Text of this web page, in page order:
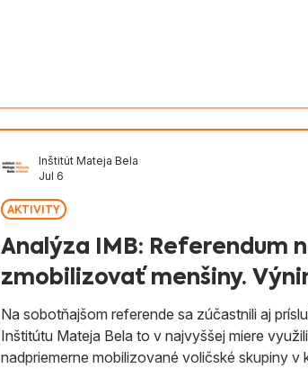
Analýza IMB: Referendum
zmobilizovať menšiny.
Na sobotňajšom referende sa zúčastnili aj
Inštitútu Mateja Bela to v najvyššej miere
nadpriemerne mobilizované voličské skupiny v krajine. Príslušníci maďarskej, rómskej
AKTIVITY
Inštitút Mateja Bela
Jul 6